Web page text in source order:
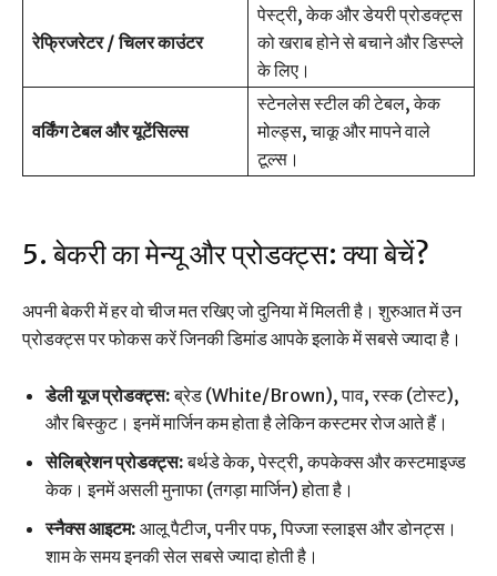
रेफ्रिजरेटर / चिलर काउंटर
पेस्ट्री, केक और डेयरी प्रोडक्ट्स
को खराब होने से बचाने और डिस्प्ले
के लिए।
वर्किंग टेबल और यूटेंसिल्स
स्टेनलेस स्टील की टेबल, केक
मोल्ड्स, चाकू और मापने वाले
टूल्स।
5. बेकरी का मेन्यू और प्रोडक्ट्स: क्या बेचें?
अपनी बेकरी में हर वो चीज मत रखिए जो दुनिया में मिलती है। शुरुआत में उन
प्रोडक्ट्स पर फोकस करें जिनकी डिमांड आपके इलाके में सबसे ज्यादा है।
डेली यूज प्रोडक्ट्स:ब्रेड (White/Brown), पाव, रस्क (टोस्ट),
और बिस्कुट। इनमें मार्जिन कम होता है लेकिन कस्टमर रोज आते हैं।
सेलिब्रेशन प्रोडक्ट्स:बर्थडे केक, पेस्ट्री, कपकेक्स और कस्टमाइज्ड
केक। इनमें असली मुनाफा (तगड़ा मार्जिन) होता है।
स्नैक्स आइटम: आलू पैटीज, पनीर पफ, पिज्जा स्लाइस और डोनट्स।
शाम के समय इनकी सेल सबसे ज्यादा होती है।